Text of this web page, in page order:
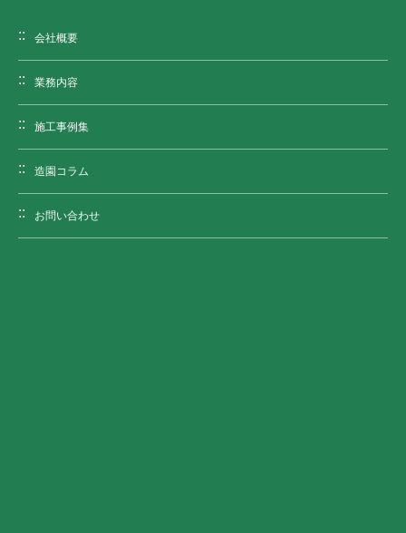
会社概要
業務内容
施工事例集
造園コラム
お問い合わせ